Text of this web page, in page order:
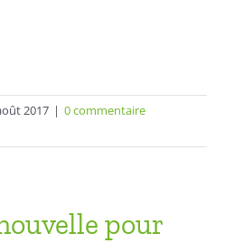
2017 | 0 commentaire
pour